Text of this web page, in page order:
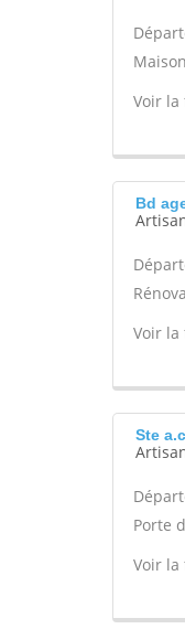
Voir la
Bd
Voir la
Ste
Porte
Voir la